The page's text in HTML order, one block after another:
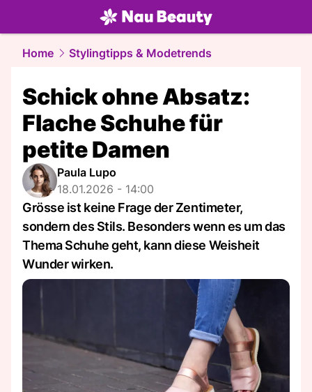
beauty.NAU.ch
Home Stylingtipps & Modetrends
Schick ohne Absatz:
Flache Schuhe für
petite Damen
Paula Lupo
18.01.2026 - 14:00
Grösse ist keine Frage der Zentimeter,
sondern des Stils. Besonders wenn es um das
Thema Schuhe geht, kann diese Weisheit
Wunder wirken.